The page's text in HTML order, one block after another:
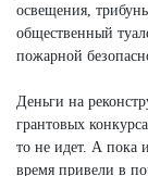
освещения,
общественный
пожарной
Деньги на
грантовых
то не идет. А пока
время привели в